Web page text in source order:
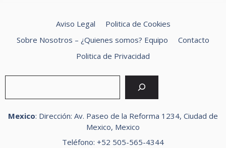
Aviso Legal
Politica de Cookies
Sobre Nosotros – ¿Quienes somos? Equipo
Contacto
Politica de Privacidad
Mexico: Dirección: Av. Paseo de la Reforma 1234, Ciudad de
Mexico, Mexico
Teléfono: +52 505-565-4344